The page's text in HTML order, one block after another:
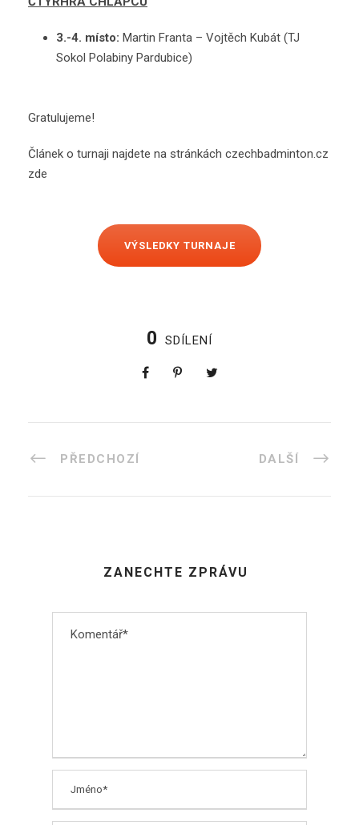
3.-4. místo: Martin Franta – Vojtěch Kubát (TJ
Sokol Polabiny Pardubice)
Gratulujeme!
Článek o turnaji najdete na stránkách czechbadminton.cz
zde
VÝSLEDKY TURNAJE
0 SDÍLENÍ
PŘEDCHOZÍ DALŠÍ
ZANECHTE ZPRÁVU